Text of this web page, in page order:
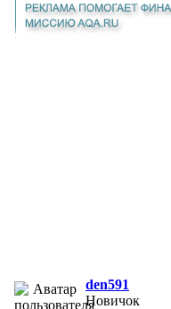
den591
Новичок